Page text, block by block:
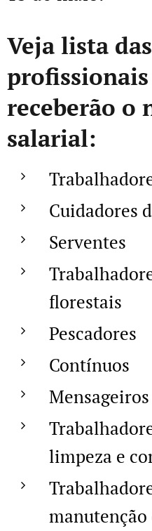
Veja lista
receberão o
salarial:
Cuidadores
Serventes
florestais
Pescadores
Contínuos
Mensageiros
limpeza e
manutenção